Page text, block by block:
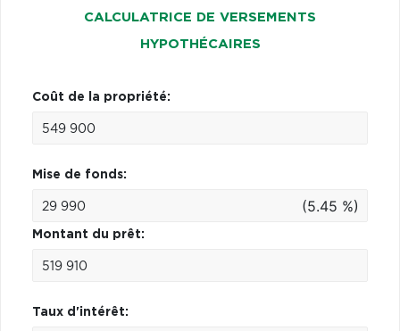
CALCULATRICE DE VERSEMENTS
HYPOTHÉCAIRES
Coût de la propriété:
Mise de fonds:
(5.45 %)
Montant du prêt:
Taux d'intérêt: